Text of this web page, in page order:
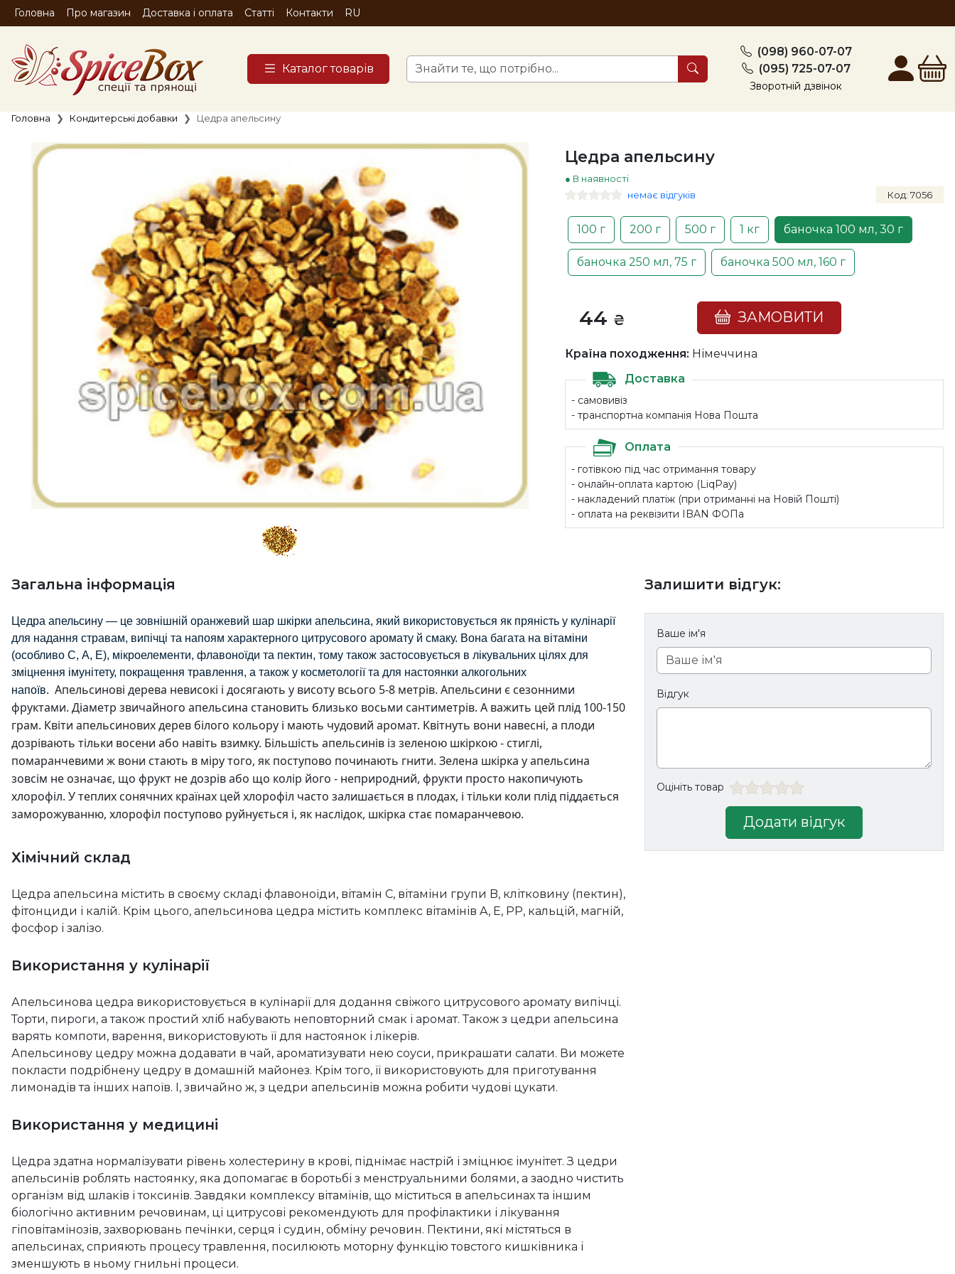
Головна Про магазин Доставка і оплата Статті Контакти RU
Каталог товарів
(098) 960-07-07
(095) 725-07-07
Зворотній дзвінок
Головна Кондитерські добавки Цедра апельсину
Цедра апельсину
● В наявності
немає відгуків
Код: 7056
100 г 200 г 500 г 1 кг баночка 100 мл, 30 г
баночка 250 мл, 75 г баночка 500 мл, 160 г
44 ₴ ЗАМОВИТИ
Країна походження: Німеччина
Доставка
- самовивіз
- транспортна компанія Нова Пошта
Оплата
- готівкою під час отримання товару
- онлайн-оплата картою (LiqPay)
- накладений платіж (при отриманні на Новій Пошті)
- оплата на реквізити IBAN ФОПа
Загальна інформація
Цедра апельсину — це зовнішній оранжевий шар шкірки апельсина, який використовується як пряність у кулінарії
для надання стравам, випічці та напоям характерного цитрусового аромату й смаку. Вона багата на вітаміни
(особливо С, А, Е), мікроелементи, флавоноїди та пектин, тому також застосовується в лікувальних цілях для
зміцнення імунітету, покращення травлення, а також у косметології та для настоянки алкогольних
напоїв. Апельсинові дерева невисокі і досягають у висоту всього 5-8 метрів. Апельсини є сезонними
фруктами. Діаметр звичайного апельсина становить близько восьми сантиметрів. А важить цей плід 100-150
грам. Квіти апельсинових дерев білого кольору і мають чудовий аромат. Квітнуть вони навесні, а плоди
дозрівають тільки восени або навіть взимку. Більшість апельсинів із зеленою шкіркою - стиглі,
помаранчевими ж вони стають в міру того, як поступово починають гнити. Зелена шкірка у апельсина
зовсім не означає, що фрукт не дозрів або що колір його - неприродний, фрукти просто накопичують
хлорофіл. У теплих сонячних країнах цей хлорофіл часто залишається в плодах, і тільки коли плід піддається
заморожуванню, хлорофіл поступово руйнується і, як наслідок, шкірка стає помаранчевою.
Хімічний склад
Цедра апельсина містить в своєму складі флавоноїди, вітамін C, вітаміни групи B, клітковину (пектин),
фітонциди і калій. Крім цього, апельсинова цедра містить комплекс вітамінів A, E, PP, кальцій, магній,
фосфор і залізо.
Використання у кулінарії
Апельсинова цедра використовується в кулінарії для додання свіжого цитрусового аромату випічці.
Торти, пироги, а також простий хліб набувають неповторний смак і аромат. Також з цедри апельсина
варять компоти, варення, використовують її для настоянок і лікерів.
Апельсинову цедру можна додавати в чай, ароматизувати нею соуси, прикрашати салати. Ви можете
покласти подрібнену цедру в домашній майонез. Крім того, її використовують для приготування
лимонадів та інших напоїв. І, звичайно ж, з цедри апельсинів можна робити чудові цукати.
Використання у медицині
Цедра здатна нормалізувати рівень холестерину в крові, піднімає настрій і зміцнює імунітет. З цедри
апельсинів роблять настоянку, яка допомагає в боротьбі з менструальними болями, а заодно чистить
організм від шлаків і токсинів. Завдяки комплексу вітамінів, що міститься в апельсинах та іншим
біологічно активним речовинам, ці цитрусові рекомендують для профілактики і лікування
гіповітамінозів, захворювань печінки, серця і судин, обміну речовин. Пектини, які містяться в
апельсинах, сприяють процесу травлення, посилюють моторну функцію товстого кишківника і
зменшують в ньому гнильні процеси.
Залишити відгук:
Ваше ім'я
Відгук
Оцініть товар
Додати відгук